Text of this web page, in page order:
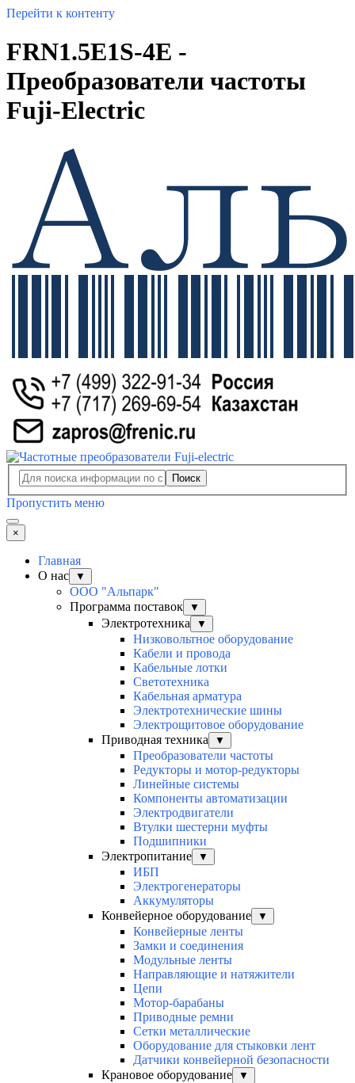
Перейти к контенту
FRN1.5E1S-4E -
Преобразователи частоты
Fuji-Electric
Поиск
Пропустить меню
×
Главная
О нас
▼
ООО "Альпарк"
Программа поставок
▼
Электротехника ▼
Низковольтное оборудование
Кабели и провода
Кабельные лотки
Светотехника
Кабельная арматура
Электротехнические шины
Электрощитовое оборудование
Приводная техника
▼
Преобразователи частоты
Редукторы и мотор-редукторы
Линейные системы
Компоненты автоматизации
Электродвигатели
Втулки шестерни муфты
Подшипники
Электропитание
▼
ИБП
Электрогенераторы
Аккумуляторы
Конвейерное оборудование
▼
Конвейерные ленты
Замки и соединения
Модульные ленты
Направляющие и натяжители
Цепи
Мотор-барабаны
Приводные ремни
Сетки металлические
Оборудование для стыковки лент
Датчики конвейерной безопасности
Крановое оборудование
▼